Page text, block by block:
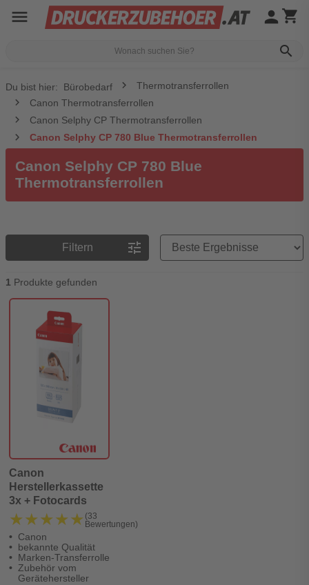
menu
search
person shopping_cart
Du bist hier: Bürobedarf
Thermotransferrollen
Canon Thermotransferrollen
Canon Selphy CP Thermotransferrollen
Canon Selphy CP 780 Blue Thermotransferrollen
Canon Selphy CP 780 Blue
Thermotransferrollen
Filtern tune
Preisreihenfolge
1 Produkte gefunden
Canon
Herstellerkassette
3x + Fotocards
★★★★★
★★★★★ (33
Bewertungen)
Canon
bekannte Qualität
Marken-Transferrolle
Zubehör vom
Gerätehersteller